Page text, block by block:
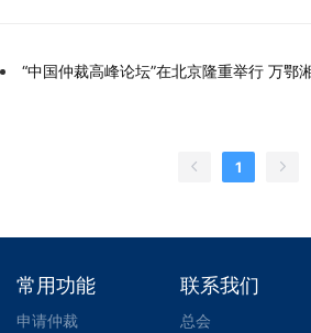
“中国仲裁高峰论坛”在北京隆重举行 万鄂
1
常用功能
申请仲裁
联系我们
总会